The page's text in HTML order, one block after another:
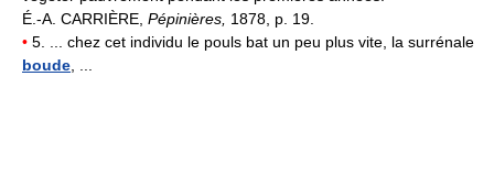
É.-A. CARRIÈRE, Pépinières, 1878, p. 19.
• 5. ... chez cet individu le pouls bat un peu plus vite, la surrénale
boude